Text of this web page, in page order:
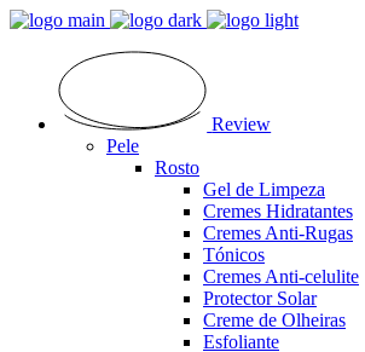
Review
Pele
Rosto
Gel de Limpeza
Cremes Hidratantes
Cremes Anti-Rugas
Tónicos
Cremes Anti-celulite
Protector Solar
Creme de Olheiras
Esfoliante